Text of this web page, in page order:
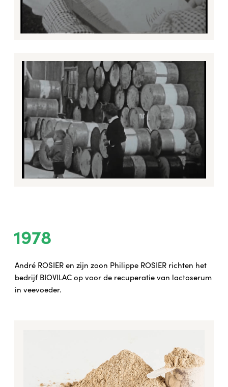
1978
André ROSIER en zijn zoon Philippe ROSIER richten het
bedrijf BIOVILAC op voor de recuperatie van lactoserum
in veevoeder.